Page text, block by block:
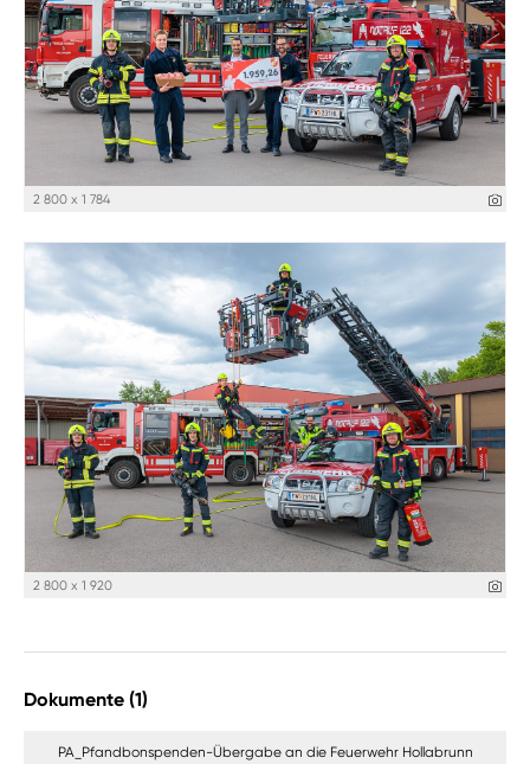
2 800 x 1 784
2 800 x 1 920
Dokumente (1)
PA_Pfandbonspenden-Übergabe an die Feuerwehr Hollabrunn